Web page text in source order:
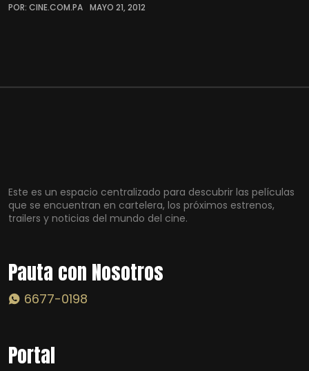
POR: CINE.COM.PA MAYO 21, 2012
Este es un espacio centralizado para descubrir las películas
que se encuentran en cartelera, los próximos estrenos,
trailers y noticias del mundo del cine.
Pauta con Nosotros
6677-0198
Portal